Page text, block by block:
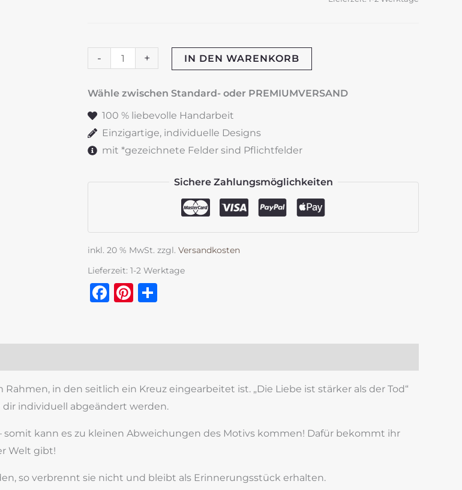
-
Trauerkerze
silber
+ IN DEN WARENKORB
Wähle zwischen Standard- oder PREMIUMVERSAND
100 % liebevolle Handarbeit
Einzigartige, individuelle Designs
mit *gezeichnete Felder sind Pflichtfelder
Sichere Zahlungsmöglichkeiten
inkl. 20 % MwSt. zzgl. Versandkosten
Lieferzeit: 1-2 Werktage
Facebook
Pinterest
in den seitlich ein Kreuz eingearbeitet ist. „Die Liebe ist stärker als der Tod“
dir individuell abgeändert werden.
somit kann es zu kleinen Abweichungen des Motivs kommen! Dafür bekommt ihr
Welt gibt!
so verbrennt sie nicht und bleibt als Erinnerungsstück erhalten.